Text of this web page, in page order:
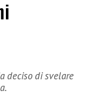
deciso di svelare